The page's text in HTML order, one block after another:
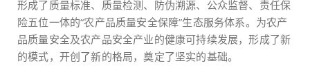
形成了质量标准、质量检测、防伪溯源、公众监督、责任保
险五位一体的“农产品质量安全保障”生态服务体系。为农产
品质量安全及农产品安全产业的健康可持续发展，形成了新
的模式，开创了新的格局，奠定了坚实的基础。